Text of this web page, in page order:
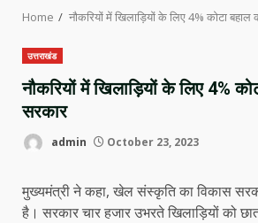
Home नौकरियों में खिलाड़ियों के लिए 4% कोटा
उत्तराखंड
नौकरियों में खिलाड़ियों के लिए 4%
सरकार
admin October 23, 2023
मुख्यमंत्री ने कहा, खेल संस्कृति का विकास
है। सरकार चार हजार उभरते खिलाड़ियों को